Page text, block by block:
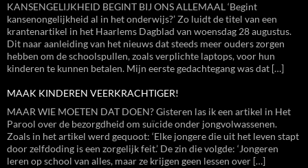
KANSENGELIJKHEID BEGINT BIJ ONS ALLEMAAL ‘Begint
kansenongelijkheid al in het onderwijs?’ Zo luidt de titel van een
krantenartikel in het Haarlems Dagblad van woensdag 28 augustus.
Dit naar aanleiding van het nieuws dat steeds meer ouders zorgen
hebben om de schoolspullen, zoals verplichte laptops, voor hun
kinderen te kunnen betalen. Mijn eerste gedachtegang was dat […]
MAAK KINDEREN VEERKRACHTIGER!
MAAR WIE MOETEN DAT DOEN? Gisteren las ik een artikel in Het
Parool over de bezorgdheid om suïcide onder jongvolwassenen.
Zoals in het artikel werd gequoot: ‘Elke jongere die uit het leven stapt
door zelfdoding is een zorgelijk feit.’ De zin die volgde: ‘Jongeren
leren op school van alles, maar ze krijgen geen lessen over […]